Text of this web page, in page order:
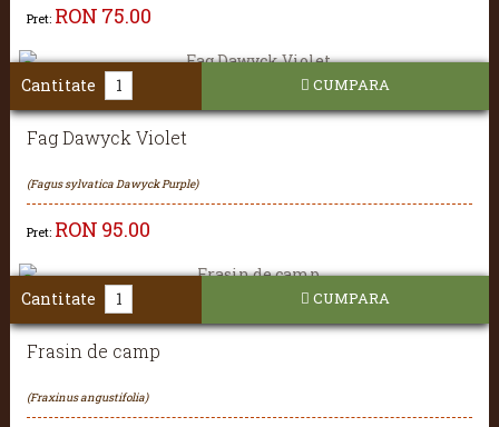
Pret: RON 75.00
Fag Dawyck Violet
(Fagus sylvatica Dawyck Purple)
Pret: RON 95.00
Cantitate CUMPARA
Frasin de camp
(Fraxinus angustifolia)
Cantitate CUMPARA